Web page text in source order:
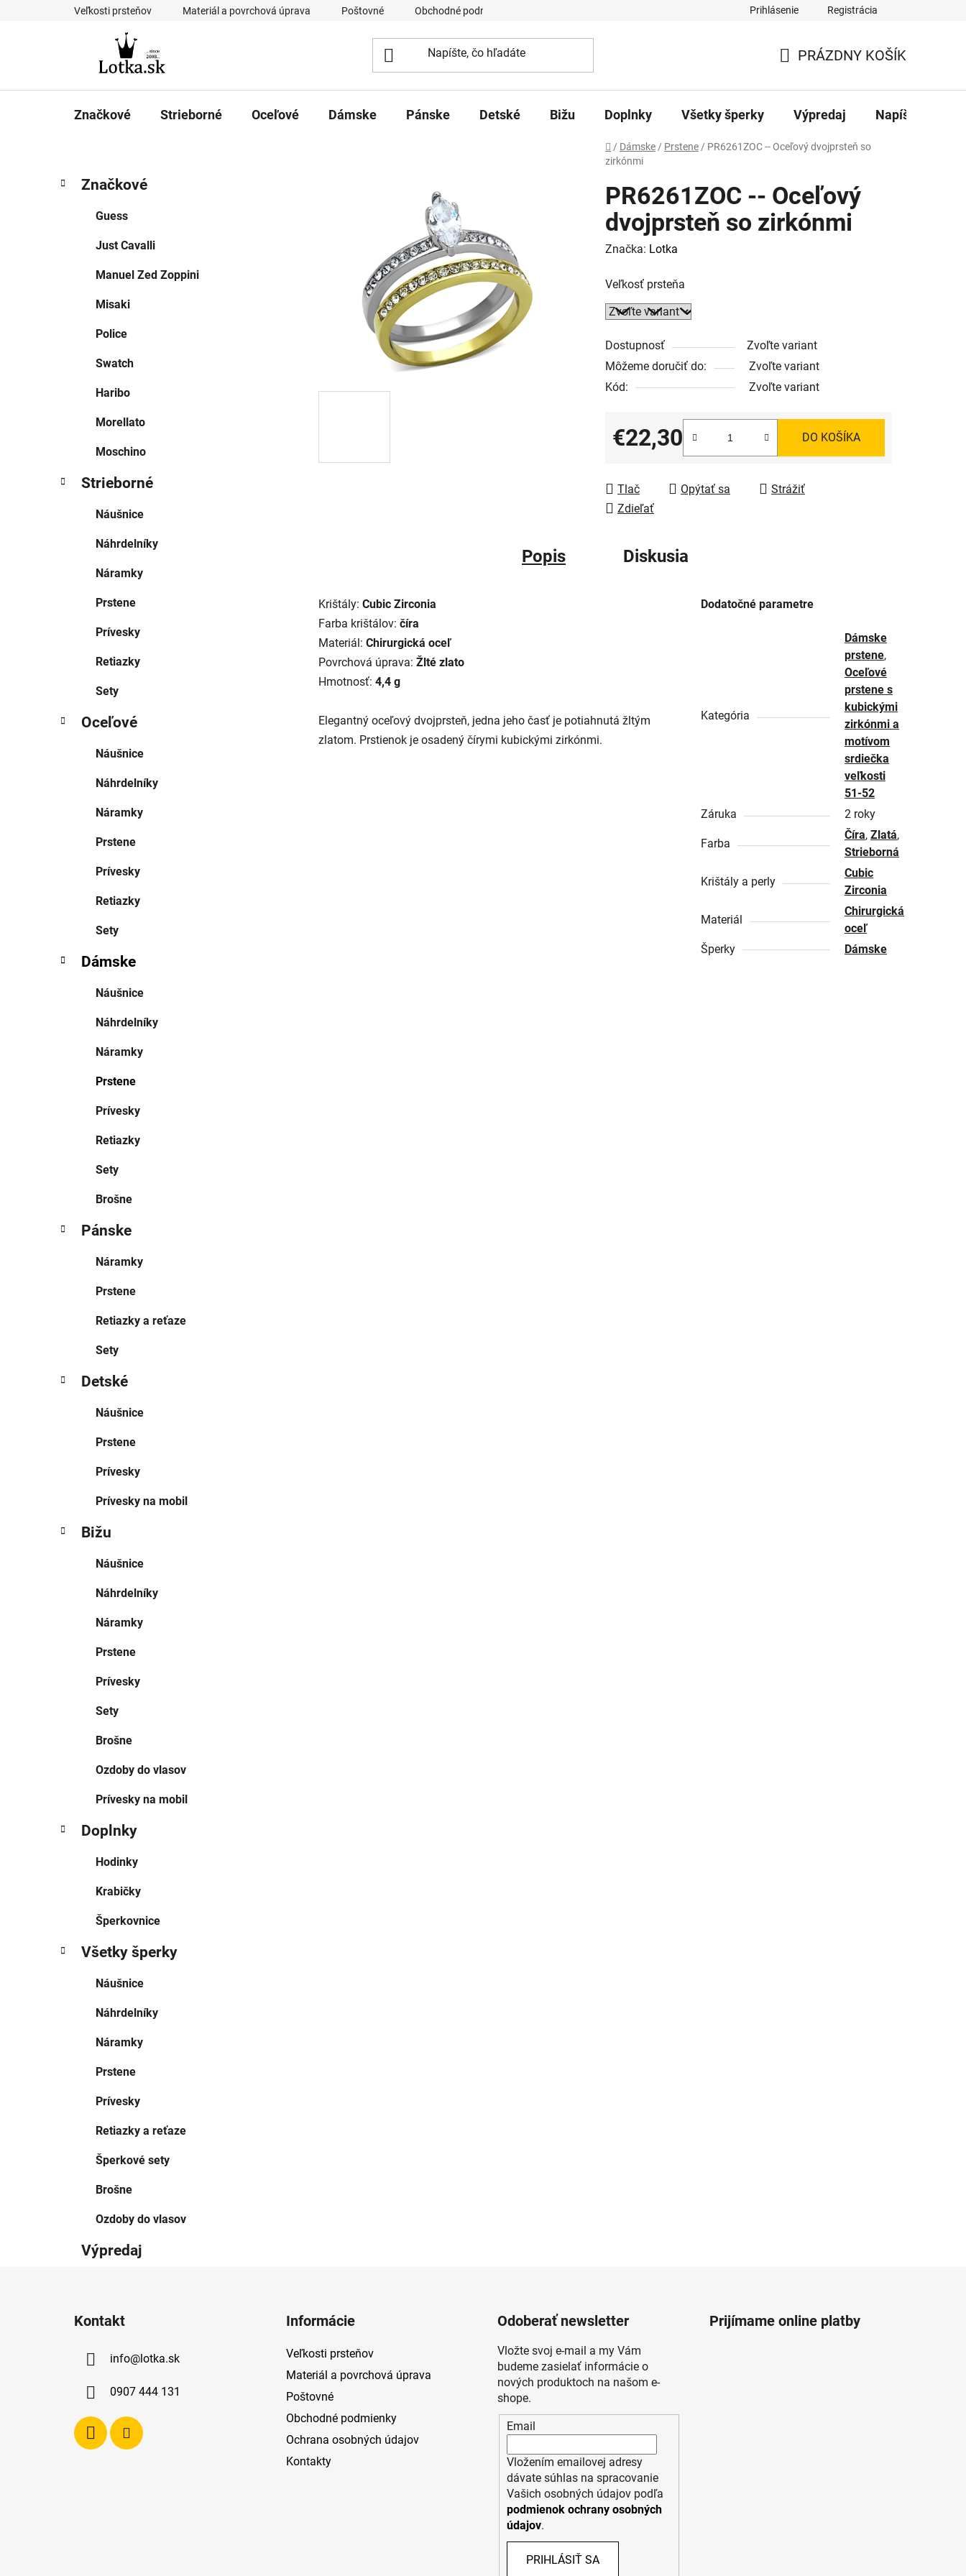
Veľkosti prsteňov Materiál a povrchová úprava Poštovné Obchodné podmienky Prihlásenie Registrácia
KOŠÍK
PRÁZDNY KOŠÍK
Značkové Strieborné Oceľové Dámske Pánske Detské Bižu Doplnky Všetky šperky Výpredaj Napíšte nám
Domov
/ Dámske / Prstene / PR6261ZOC -- Oceľový dvojprsteň so
zirkónmi
B
kategórie
a
Značkové
Guess
Just Cavalli
Manuel Zed Zoppini
Misaki
Police
Swatch
Haribo
Morellato
Moschino
Strieborné
Náušnice
Náhrdelníky
Náramky
Prstene
Prívesky
Retiazky
Sety
Oceľové
Náušnice
Náhrdelníky
Náramky
Prstene
Prívesky
Retiazky
Sety
Dámske
Náušnice
Náhrdelníky
Náramky
Prstene
Prívesky
Retiazky
Sety
Brošne
Pánske
Náramky
Prstene
Retiazky a reťaze
Sety
Detské
Náušnice
Prstene
Prívesky
Prívesky na mobil
Bižu
Náušnice
Náhrdelníky
Náramky
Prstene
Prívesky
Sety
Brošne
Ozdoby do vlasov
Prívesky na mobil
Doplnky
Hodinky
Krabičky
Šperkovnice
Všetky šperky
Náušnice
Náhrdelníky
Náramky
Prstene
Prívesky
Retiazky a reťaze
Šperkové sety
Brošne
Ozdoby do vlasov
Výpredaj
PR6261ZOC -- Oceľový
dvojprsteň so zirkónmi
Značka: Lotka
Veľkosť prsteňa
Dostupnosť
Zvoľte variant
Môžeme doručiť do:
Zvoľte variant
Kód:
Zvoľte variant
€22,30
Jednotková cena:
DO KOŠÍKA
Tlač Opýtať sa
Strážiť
Zdieľať
Popis Diskusia
Krištály: Cubic Zirconia
Farba krištálov: číra
Materiál: Chirurgická oceľ
Povrchová úprava: Žlté zlato
Hmotnosť: 4,4 g
Elegantný oceľový dvojprsteň, jedna jeho časť je potiahnutá žltým
zlatom. Prstienok je osadený čírymi kubickými zirkónmi.
Dodatočné parametre
Kategória
Dámske
prstene,
Oceľové
prstene s
kubickými
zirkónmi a
motívom
srdiečka
veľkosti
51-52
Záruka
2 roky
Farba
Číra,Zlatá,
Strieborná
Krištály a perly
Cubic
Zirconia
Materiál
Chirurgická
oceľ
Šperky
Dámske
Kontakt
info@lotka.sk
0907 444 131
Informácie
Veľkosti prsteňov
Materiál a povrchová úprava
Poštovné
Obchodné podmienky
Ochrana osobných údajov
Kontakty
Odoberať newsletter
Vložte svoj e-mail a my Vám
budeme zasielať informácie o
nových produktoch na našom e-
shope.
Email
Vložením emailovej adresy
dávate súhlas na spracovanie
Vašich osobných údajov podľa
podmienok ochrany osobných
údajov.
PRIHLÁSIŤ SA
Prijímame online platby